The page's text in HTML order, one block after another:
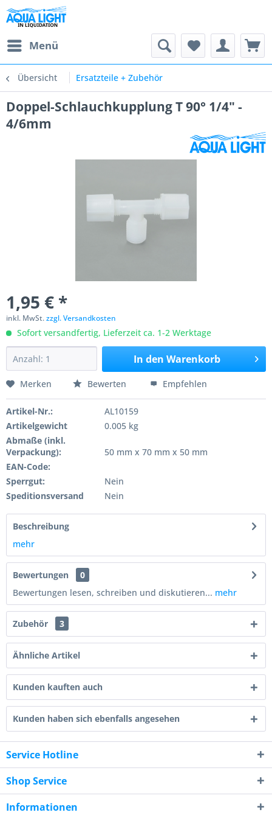
Menü
Übersicht Ersatzteile + Zubehör
Doppel-Schlauchkupplung T 90° 1/4" -
4/6mm
1,95 € *
inkl. MwSt.zzgl. Versandkosten
Sofort versandfertig, Lieferzeit ca. 1-2 Werktage
In den Warenkorb
Merken Bewerten Empfehlen
Artikel-Nr.:
AL10159
Artikelgewicht
0.005 kg
Abmaße (inkl.
Verpackung):
50 mm x 70 mm x 50 mm
EAN-Code:
Sperrgut:
Nein
Speditionsversand
Nein
Beschreibung
mehr
Bewertungen
0
Bewertungen lesen, schreiben und diskutieren... mehr
Zubehör 3
Ähnliche Artikel
Kunden kauften auch
Kunden haben sich ebenfalls angesehen
Service Hotline
Shop Service
Informationen